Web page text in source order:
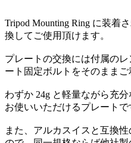
Tripod Mounting Ring に装着
換してご使用頂けます。
プレートの交換には付属の
ート固定ボルトをそのままご
わずか 24g と軽量ながら充
お使いいただけるプレートで
また、アルカスイスと互換